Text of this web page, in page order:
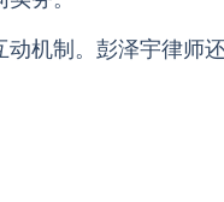
机制。 彭泽宇律师